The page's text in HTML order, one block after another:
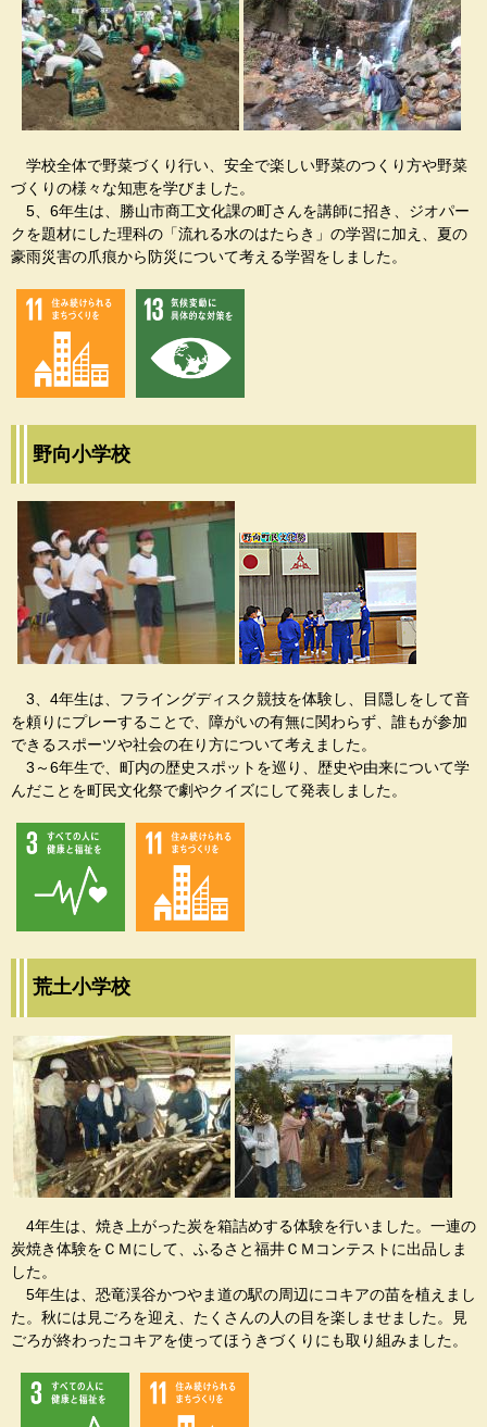
学校全体で野菜づくり行い、安全で楽しい野菜のつくり方や野菜
づくりの様々な知恵を学びました。
5、6年生は、勝山市商工文化課の町さんを講師に招き、ジオパー
クを題材にした理科の「流れる水のはたらき」の学習に加え、夏の
豪雨災害の爪痕から防災について考える学習をしました。
野向小学校
3、4年生は、フライングディスク競技を体験し、目隠しをして音
を頼りにプレーすることで、障がいの有無に関わらず、誰もが参加
できるスポーツや社会の在り方について考えました。
3～6年生で、町内の歴史スポットを巡り、歴史や由来について学
んだことを町民文化祭で劇やクイズにして発表しました。
荒土小学校
4年生は、焼き上がった炭を箱詰めする体験を行いました。一連の
炭焼き体験をＣＭにして、ふるさと福井ＣＭコンテストに出品しま
した。
5年生は、恐竜渓谷かつやま道の駅の周辺にコキアの苗を植えまし
た。秋には見ごろを迎え、たくさんの人の目を楽しませました。見
ごろが終わったコキアを使ってほうきづくりにも取り組みました。